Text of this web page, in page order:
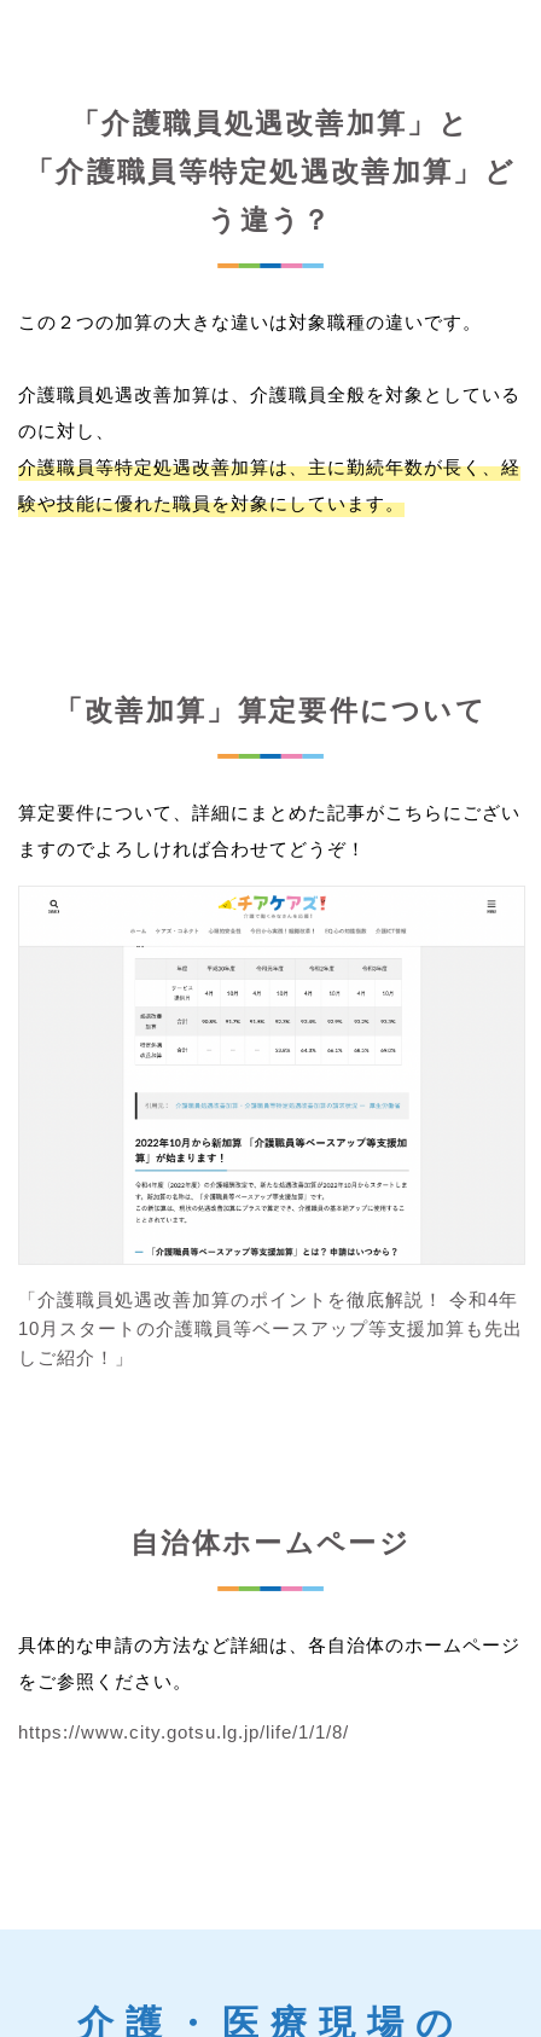
「介護職員処遇改善加算」と
「介護職員等特定処遇改善加算」ど
う違う？
この２つの加算の大きな違いは対象職種の違いです。
介護職員処遇改善加算は、介護職員全般を対象としている
介護職員等特定処遇改善加算は、主に勤続年数が長く、経
験や技能に優れた職員を対象にしています。
「改善加算」算定要件について
算定要件について、詳細にまとめた記事がこちらにござい
ますのでよろしければ合わせてどうぞ！
「介護職員処遇改善加算のポイントを徹底解説！ 令和4年
10月スタートの介護職員等ベースアップ等支援加算も先出
しご紹介！」
自治体ホームページ
具体的な申請の方法など詳細は、各自治体のホームページ
をご参照ください。
https://www.city.gotsu.lg.jp/life/1/1/8/
介護・医療現場の